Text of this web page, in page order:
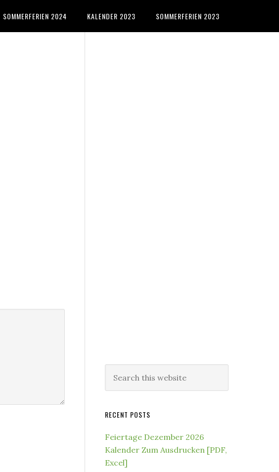
SOMMERFERIEN 2024 KALENDER 2023 SOMMERFERIEN 2023
this
RECENT POSTS
Feiertage Dezember 2026
Kalender Zum Ausdrucken [PDF,
Excel]